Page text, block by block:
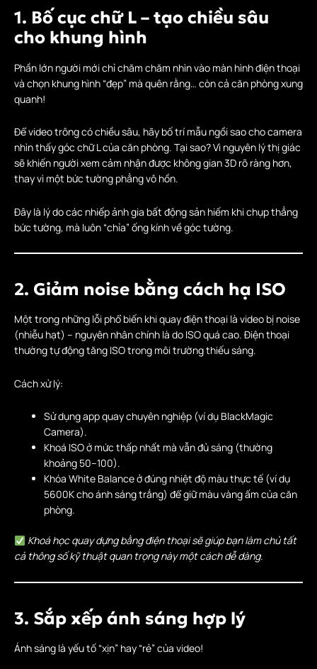
1. Bố cục chữ L – tạo chiều sâu
cho khung hình
Phần lớn người mới chỉ chăm chăm nhìn vào màn hình điện thoại
và chọn khung hình “đẹp” mà quên rằng… còn cả căn phòng xung
quanh!
Để video trông có chiều sâu, hãy bố trí mẫu ngồi sao cho camera
nhìn thấy góc chữ L của căn phòng. Tại sao? Vì nguyên lý thị giác
sẽ khiến người xem cảm nhận được không gian 3D rõ ràng hơn,
thay vì một bức tường phẳng vô hồn.
Đây là lý do các nhiếp ảnh gia bất động sản hiếm khi chụp thẳng
bức tường, mà luôn “chỉa” ống kính về góc tường.
2. Giảm noise bằng cách hạ ISO
Một trong những lỗi phổ biến khi quay điện thoại là video bị noise
(nhiễu hạt) – nguyên nhân chính là do ISO quá cao. Điện thoại
thường tự động tăng ISO trong môi trường thiếu sáng.
Cách xử lý:
Sử dụng app quay chuyên nghiệp (ví dụ BlackMagic
Camera).
Khoá ISO ở mức thấp nhất mà vẫn đủ sáng (thường
khoảng 50–100).
Khóa White Balance ở đúng nhiệt độ màu thực tế (ví dụ
5600K cho ánh sáng trắng) để giữ màu vàng ấm của căn
phòng.
Khoá học quay dựng bằng điện thoại sẽ giúp bạn làm chủ tất
cả thông số kỹ thuật quan trọng này một cách dễ dàng.
3. Sắp xếp ánh sáng hợp lý
Ánh sáng là yếu tố “xịn” hay “rẻ” của video!